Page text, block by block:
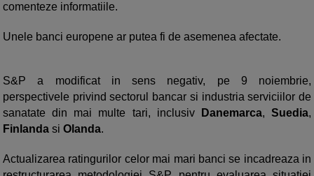
comenteze informatiile.
Unele banci europene ar putea fi de asemenea afectate.
S&P a modificat in sens negativ, pe 9 noiembrie,
perspectivele privind sectorul bancar si industria serviciilor de
sanatate din mai multe tari, inclusiv
Danemarca,Suedia,
Finlanda si Olanda.
Actualizarea ratingurilor celor mai mari banci se incadreaza in